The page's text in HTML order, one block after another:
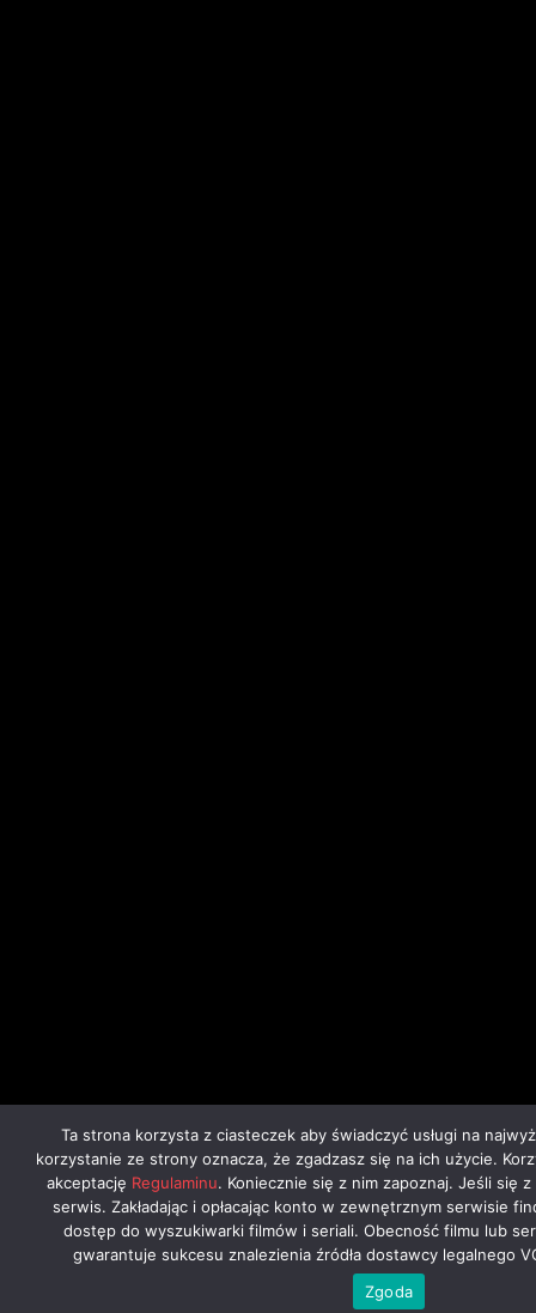
Ta strona korzysta z ciasteczek aby świadczyć usługi na
korzystanie ze strony oznacza, że zgadzasz się na ich użycie.
akceptację Regulaminu. Koniecznie się z nim zapoznaj. Jeśli się
serwis. Zakładając i opłacając konto w zewnętrznym serwisie
dostęp do wyszukiwarki filmów i seriali. Obecność filmu lub
gwarantuje sukcesu znalezienia źródła dostawcy legalnego
Zgoda